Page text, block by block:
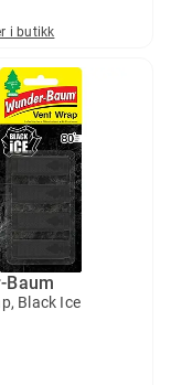
i butikk
Baum
Black Ice